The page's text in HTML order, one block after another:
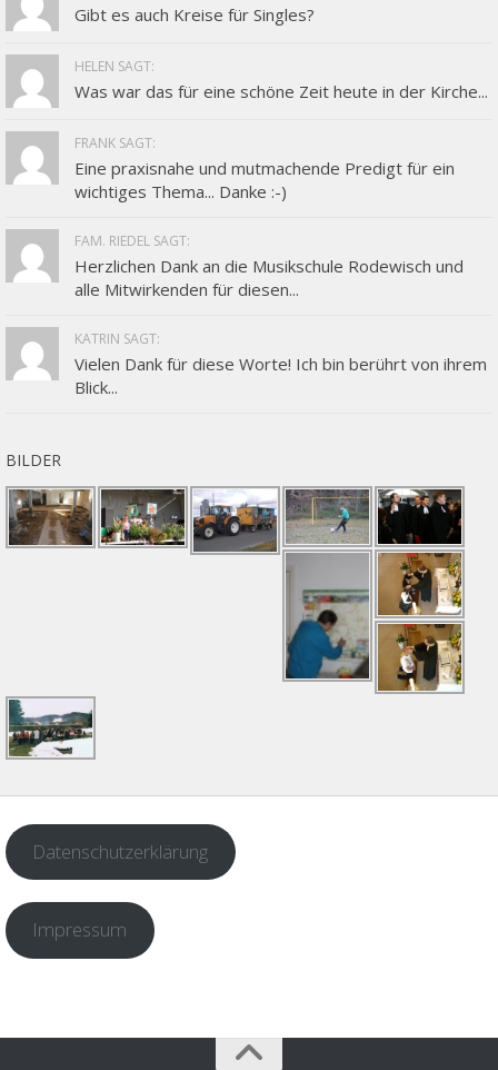
Gibt es auch Kreise für Singles?
HELEN SAGT:
Was war das für eine schöne Zeit heute in der Kirche...
FRANK SAGT:
Eine praxisnahe und mutmachende Predigt für ein
wichtiges Thema... Danke :-)
FAM. RIEDEL SAGT:
Herzlichen Dank an die Musikschule Rodewisch und
alle Mitwirkenden für diesen...
KATRIN SAGT:
Vielen Dank für diese Worte! Ich bin berührt von ihrem
Blick...
BILDER
Datenschutzerklärung
Impressum